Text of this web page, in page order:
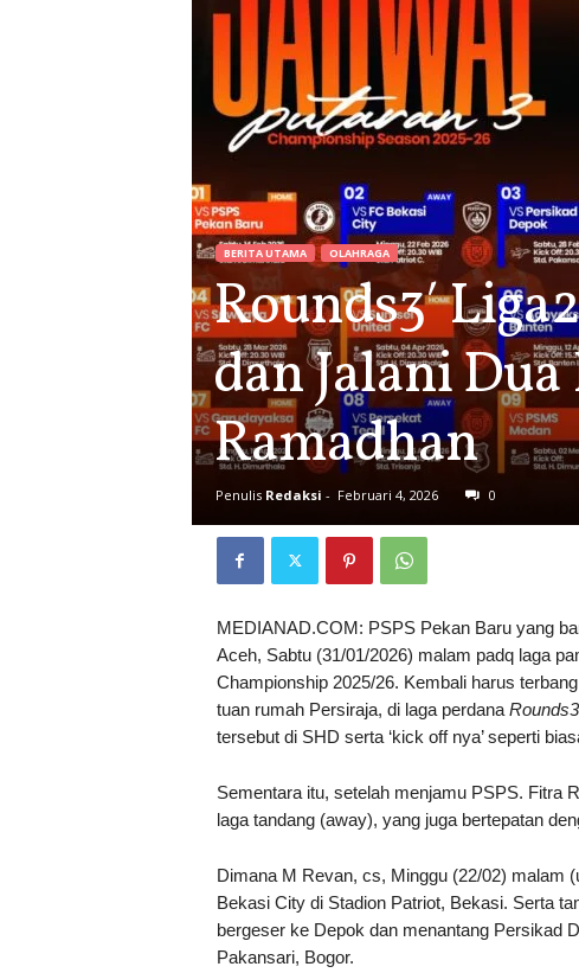
BERITA UTAMA OLAHRAGA
Rounds3′
dan Jalani
Ramadhan
Penulis Redaksi - Februari 4, 2026 0
MEDIANAD.COM: PSPS Pekan Baru yang
Aceh, Sabtu (31/01/2026) malam padq laga
Championship 2025/26. Kembali harus
tuan rumah Persiraja, di laga perdana Rounds3
tersebut di SHD serta ‘kick off nya’ seperti
Sementara itu, setelah menjamu PSPS. Fitra
laga tandang (away), yang juga bertepatan
Dimana M Revan, cs, Minggu (22/02) malam
Bekasi City di Stadion Patriot, Bekasi. Serta
bergeser ke Depok dan menantang Persikad
Pakansari, Bogor.